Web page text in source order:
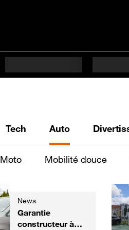
Tech Auto
Moto Mobilité douce
News
Garantie
constructeur à